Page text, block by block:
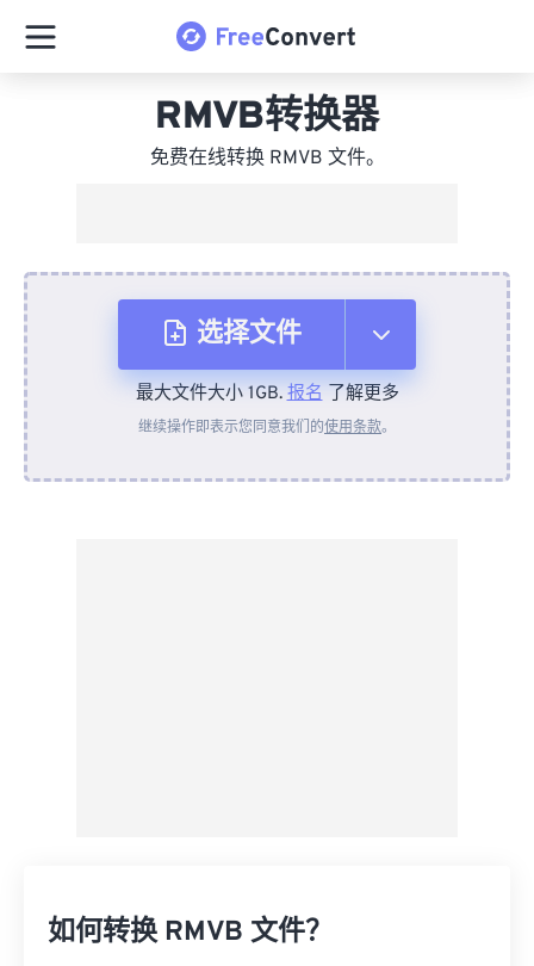
RMVB转换器
免费在线转换 RMVB 文件。
选择文件
从设备
最大文件大小 1GB.报名了解更多
继续操作即表示您同意我们的使用条款。
如何转换 RMVB 文件？